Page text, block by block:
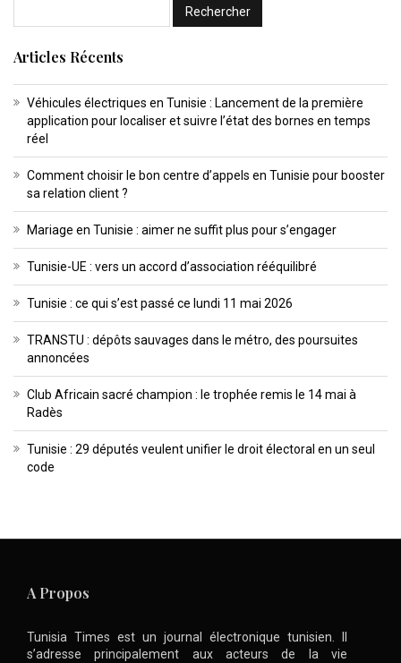
Articles Récents
Véhicules électriques en Tunisie : Lancement de la première
application pour localiser et suivre l’état des bornes en temps
réel
Comment choisir le bon centre d’appels en Tunisie pour booster
sa relation client ?
Mariage en Tunisie : aimer ne suffit plus pour s’engager
Tunisie-UE : vers un accord d’association rééquilibré
Tunisie : ce qui s’est passé ce lundi 11 mai 2026
TRANSTU : dépôts sauvages dans le métro, des poursuites
annoncées
Club Africain sacré champion : le trophée remis le 14 mai à
Radès
Tunisie : 29 députés veulent unifier le droit électoral en un seul
code
A Propos
Tunisia Times est un journal électronique tunisien. Il
s’adresse principalement aux acteurs de la vie